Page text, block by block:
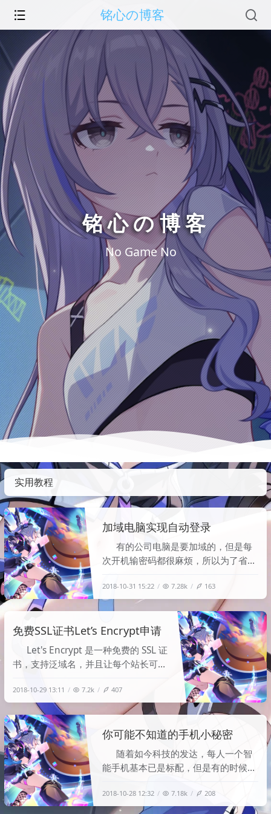
铭心の博客
铭心の博客
No Game No L
实用教程
加域电脑实现自动登录
有的公司电脑是要加域的，但是每
次开机输密码都很麻烦，所以为了省事
样懒的你们。 1、按住"win+r"键输
入"regedit"打开注册表。 2、在
HKEY_LOCAL_MACHINE\SOFTWARE
\Microsoft\Windows NT\Current
Vers
2018-10-31 15:22 7.28k 163
免费SSL证书Let’s Encrypt申请
Let's Encrypt 是一种免费的 SSL 证
书，支持泛域名，并且让每个站长可以
优点和缺点： 优点：免费申请，支持
泛域名证书。 缺点：证书有效期只有 3
个月，需要定期续签，但可以通过脚本
自动续签。 Let's Encrypt 证书申请及
部署流程： 1.
2018-10-29 13:11 7.2k 407
你可能不知道的手机小秘密
随着如今科技的发达，每人一个智
能手机基本已是标配，但是有的时候你
网，甚至不能打电话。其实这都是手机
制造商故意做的。手机的信号柱（就是
2018-10-28 12:32 7.18k 208